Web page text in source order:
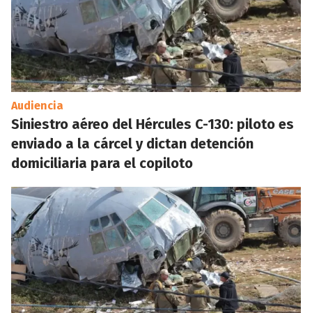
Audiencia
Siniestro aéreo del Hércules C-130: piloto es
enviado a la cárcel y dictan detención
domiciliaria para el copiloto